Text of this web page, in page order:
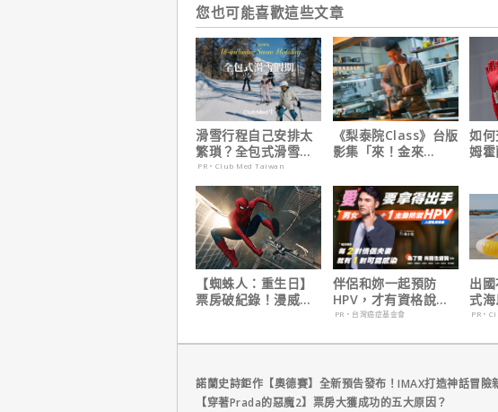
您也可能喜歡這些文章
滑雪行程自己安排太
繁瑣？全包式滑雪假
期：出門即雪場，一
價全包不怕預算爆
表！
PR・Club Med Taiwan
《梨泰院Class》台版
影集「來！金來
上線
如
姆霍
【蜘蛛人：重生日】
票房破紀錄！漫威總
伴侶和妳一起預防
HPV，才有資格說愛
妳！
PR・台灣癌症基金會
出
式海
定
PR・
諾蘭史詩鉅作【奧德賽】全新預告發布！IMAX打造神話冒險
【穿著Prada的惡魔2】票房大獲成功的五大原因？